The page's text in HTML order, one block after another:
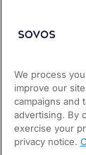
We process
improve our
campaigns and
advertising. By
exercise your
privacy notice.